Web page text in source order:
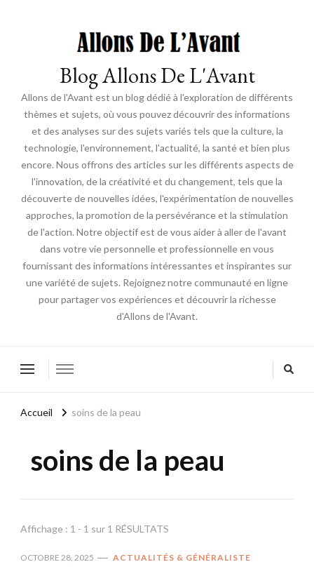
Blog Allons De L'Avant
Allons de l'Avant est un blog dédié à l'exploration de différents
thèmes et sujets, où vous pouvez découvrir des informations
et des analyses sur des sujets variés tels que la culture, la
technologie, l'environnement, l'actualité, la santé et bien plus
encore. Nous offrons des articles sur les différents aspects de
l'innovation, de la créativité et du changement, tels que la
découverte de nouvelles idées, l'expérimentation de nouvelles
approches, la promotion de la persévérance et la stimulation
de l'action. Notre objectif est de vous aider à aller de l'avant
dans votre vie personnelle et professionnelle en vous
fournissant des informations intéressantes et inspirantes sur
une variété de sujets. Rejoignez notre communauté en ligne
pour partager vos expériences et découvrir la richesse
d'Allons de l'Avant.
Accueil soins de la peau
soins de la peau
Affichage : 1 - 1 sur 1 RÉSULTATS
OCTOBRE 28, 2025 ACTUALITÉS & GÉNÉRALISTE